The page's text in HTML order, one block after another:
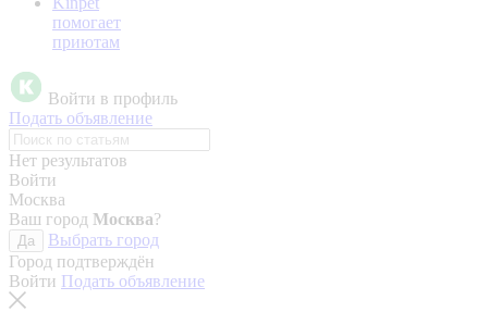
помогает
приютам
Войти в профиль
Подать объявление
Нет результатов
Войти
Москва
Ваш город Москва?
Да
Выбрать город
Город подтверждён
Войти Подать объявление